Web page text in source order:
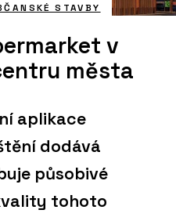
STAVBY
v
města
aplikace
dodává
působivé
tohoto